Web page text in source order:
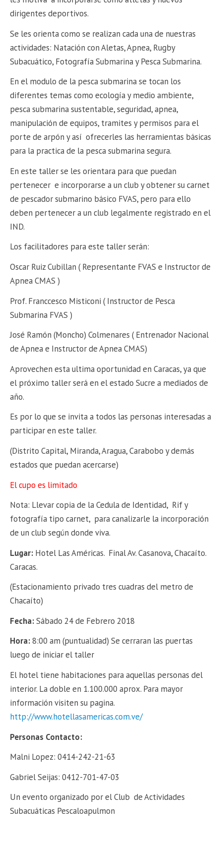
dirigentes deportivos.
Se les orienta como se realizan cada una de nuestras
actividades: Natación con Aletas, Apnea, Rugby
Subacuático, Fotografía Submarina y Pesca Submarina.
En el modulo de la pesca submarina se tocan los
diferentes temas como ecología y medio ambiente,
pesca submarina sustentable, seguridad, apnea,
manipulación de equipos, tramites y permisos para el
porte de arpón y así ofrecerles las herramientas básicas
para la practica de la pesca submarina segura.
En este taller se les orientara para que puedan
pertenecer e incorporarse a un club y obtener su carnet
de pescador submarino básico FVAS, pero para ello
deben pertenecer a un club legalmente registrado en el
IND.
Los facilitadores para este taller serán:
Oscar Ruiz Cubillan ( Representante FVAS e Instructor de
Apnea CMAS )
Prof. Franccesco Misticoni ( Instructor de Pesca
Submarina FVAS )
José Ramón (Moncho) Colmenares ( Entrenador Nacional
de Apnea e Instructor de Apnea CMAS)
Aprovechen esta ultima oportunidad en Caracas, ya que
el próximo taller será en el estado Sucre a mediados de
año.
Es por lo que se invita a todos las personas interesadas a
participar en este taller.
(Distrito Capital, Miranda, Aragua, Carabobo y demás
estados que puedan acercarse)
El cupo es limitado
Nota: Llevar copia de la Cedula de Identidad, Rif y
fotografía tipo carnet, para canalizarle la incorporación
de un club según donde viva.
Lugar: Hotel Las Américas. Final Av. Casanova, Chacaíto.
Caracas.
(Estacionamiento privado tres cuadras del metro de
Chacaíto)
Fecha:Sábado 24 de Febrero 2018
Hora:8:00 am (puntualidad) Se cerraran las puertas
luego de iniciar el taller
El hotel tiene habitaciones para aquellas personas del
interior. La doble en 1.100.000 aprox. Para mayor
información visiten su pagina.
http://www.hotellasamericas.com.ve/
Personas Contacto:
Malni Lopez: 0414-242-21-63
Gabriel Seijas: 0412-701-47-03
Un evento organizado por el Club de Actividades
Subacuáticas Pescaloapulmon